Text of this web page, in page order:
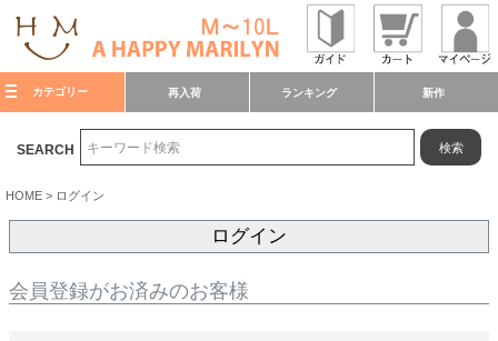
カテゴリー 再入荷 ランキング 新作
SEARCH 検索
HOME ログイン
ログイン
会員登録がお済みのお客様